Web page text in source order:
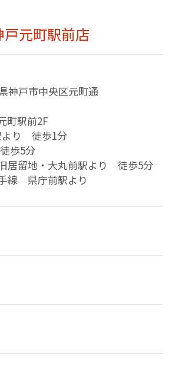
戸元町駅前店
神戸市中央区元町通
町駅前2F
より 徒歩1分
歩5分
居留地・大丸前駅より 徒歩5分
線 県庁前駅より